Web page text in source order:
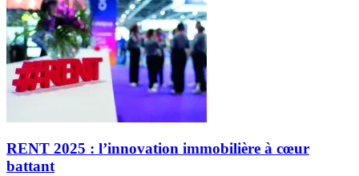
RENT 2025 : l’innovation immobilière à cœur
battant